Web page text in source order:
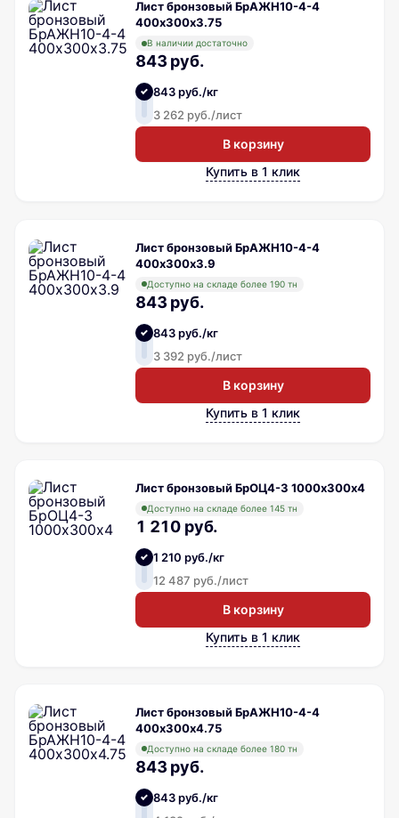
Лист бронзовый БрАЖН10-4-4
400х300х3.75
В наличии достаточно
843 руб.
843 руб./кг
3 262 руб./лист
В корзину
Купить в 1 клик
Лист бронзовый БрАЖН10-4-4
400х300х3.9
Доступно на складе более 190 тн
843 руб.
843 руб./кг
3 392 руб./лист
В корзину
Купить в 1 клик
Лист бронзовый БрОЦ4-3 1000х300х4
Доступно на складе более 145 тн
1 210 руб.
1 210 руб./кг
12 487 руб./лист
В корзину
Купить в 1 клик
Лист бронзовый БрАЖН10-4-4
400х300х4.75
Доступно на складе более 180 тн
843 руб.
843 руб./кг